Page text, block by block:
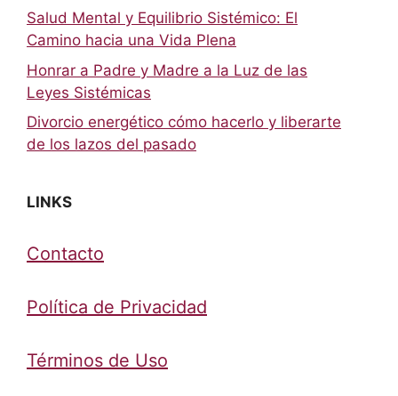
Salud Mental y Equilibrio Sistémico: El
Camino hacia una Vida Plena
Honrar a Padre y Madre a la Luz de las
Leyes Sistémicas
Divorcio energético cómo hacerlo y liberarte
de los lazos del pasado
LINKS
Contacto
Política de Privacidad
Términos de Uso